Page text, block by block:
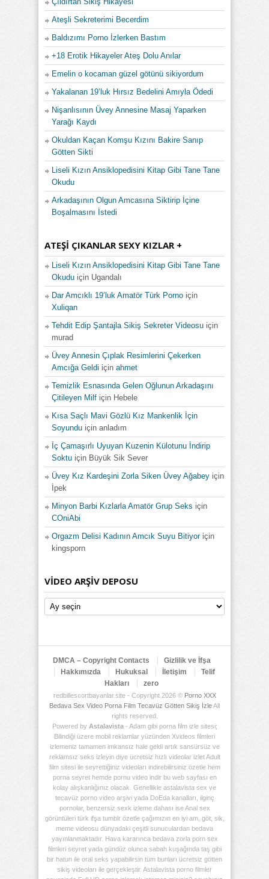
Ateşli Sekreterimi Becerdim
Baldızımı Porno İzlerken Bastım
+18 Erotik Hikayeler Ateş Dolu Anılar
Emelin o kocaman güzel götünü sikiyordum
Yakalanan 19’luk Hırsız Bedelini Amıyla Ödedi
Nişanlısının Üvey Annesine Masaj Yaparken
Yarağı Kaydı
Okuldan Kaçan Komşu Kızını Bakire Sanıp
Götten Sikti
Liseli Kızın Ansiklopedisini Kitap Gibi Tane Tane
Okudu
Arkadaşının Olgun Amcasına Siktirip İçine
Boşalmasını İstedi
ATEŞI ÇIKANLAR SEXY KIZLAR +
Liseli Kızın Ansiklopedisini Kitap Gibi Tane Tane
Okudu için Ugandalı
Dar Amcıklı 19’luk Amatör Türk Porno için
Xuliqan
Tehdit Edip Şantajla Sikiş Sekreter Videosu için
murad
Üvey Annesin Çıplak Resimlerini Çekerken
Amcığa Geldi için ahmet
Temizlik Esnasında Gelen Oğlunun Arkadaşını
Çitileyen Milf için Hebele
Kısa Saçlı Mavi Gözlü Kız Mankenlik İçin
Soyundu için anladım
İç Çamaşırlı Uyuyan Kuzenin Külotunu İndirip
Soktu için Büyük Sik Sever
Üvey Kız Kardeşini Zorla Siken Üvey Ağabey için
İpek
Minyon Barbi Kızlarla Amatör Grup Seks için
COniAbi
Orgazm Delisi Kadının Amcık Suyu Bitiyoriçin
kingsporn
VIDEO ARŞIV DEPOSU
Video
Arşiv
DMCA – Copyright Contacts
Gizlilik ve İfşa
Hakkımızda
Hukuksal İletişim
Telif
Hakları
zero
redbillescortbayanlar.site - Copyright 2026 © Porno XXX
Bedava Sex Video Porna Film Tecavüz Götten Sikiş İzleAll
rights reserved.
Powered by Astalavista- Adam gibi porna film izle sitesi;
Bilindiği üzere mobil reklamlar yüzünden Xvideos filmleri
izlemeniz tamamen imkansız hale geldi artık sansürsüz ve
reklamsız seks izleyin diye ücretsiz hızlı videolar izlet Adult
film sitesi ile seyrettiğiniz videoları indirebilirsiniz özetle hem
porna seyret hemde pornu video indir bu web sayfası en
kolay alışkanlığınız olacak. Genellikle astalavista sex ve
tecavüz porno video arşivi yada DoEda kanalları, ilginç
pornolar, benzersiz sexk izleme dahası ise Anal sex
görüntüleri türk ifşa tumblr özetle çağımızın en iyi am, göt, sik,
meme videosu dünyadaki çeşitli sunuculardan bedava
yayınlanmaktadır. Hava kararınca bedava zorla porn sex
filmleri seyret yada gündüz olunca sabah kuşağında taş gibi
bir hatun ile oral seks yapabilirsin tüm bunları ücretsiz götten
sikiş videoları ile gerçekleştir. Astalavista porno filmler